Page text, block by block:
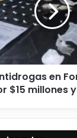
en
$15 millones